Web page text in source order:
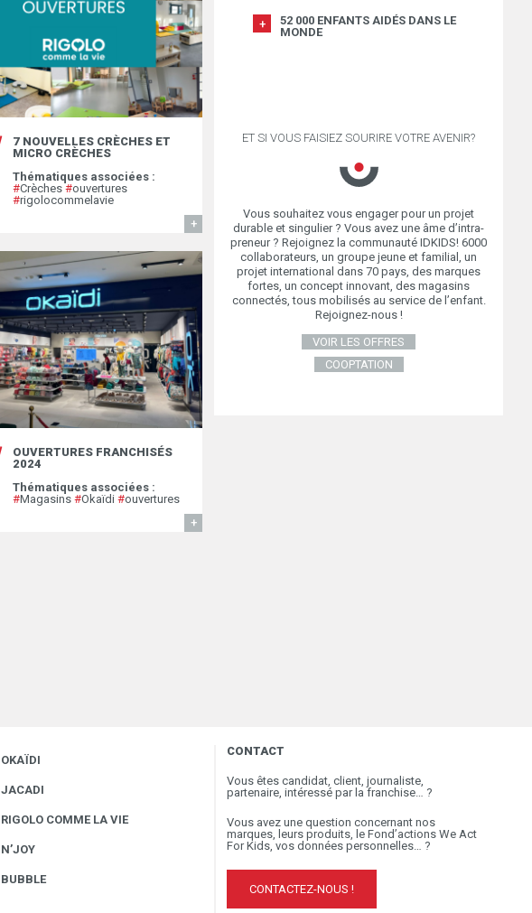
7 NOUVELLES CRÈCHES ET
MICRO CRÈCHES
Thématiques associées :
#Crèches #ouvertures
#rigolocommelavie
EN SAVOIR
OUVERTURES FRANCHISÉS
2024
Thématiques associées :
#Magasins #Okaïdi #ouvertures
52 000 ENFANTS AIDÉS DANS LE
MONDE
ET SI VOUS FAISIEZ SOURIRE VOTRE AVENIR?
Vous souhaitez vous engager pour un projet
durable et singulier ? Vous avez une âme d’intra-
preneur ? Rejoignez la communauté IDKIDS! 6000
collaborateurs, un groupe jeune et familial, un
projet international dans 70 pays, des marques
fortes, un concept innovant, des magasins
connectés, tous mobilisés au service de l’enfant.
Rejoignez-nous !
VOIR LES OFFRES
COOPTATION
OKAÏDI
JACADI
RIGOLO COMME LA VIE
N’JOY
BUBBLE
CONTACT
Vous êtes candidat, client, journaliste,
partenaire, intéressé par la franchise… ?
Vous avez une question concernant nos
marques, leurs produits, le Fond’actions We Act
For Kids, vos données personnelles… ?
CONTACTEZ-NOUS !